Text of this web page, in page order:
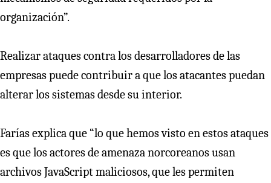
organización”.
Realizar ataques contra los desarrolladores de las
empresas puede contribuir a que los atacantes puedan
alterar los sistemas desde su interior.
Farías explica que “lo que hemos visto en estos ataques
es que los actores de amenaza norcoreanos usan
archivos JavaScript maliciosos, que les permiten